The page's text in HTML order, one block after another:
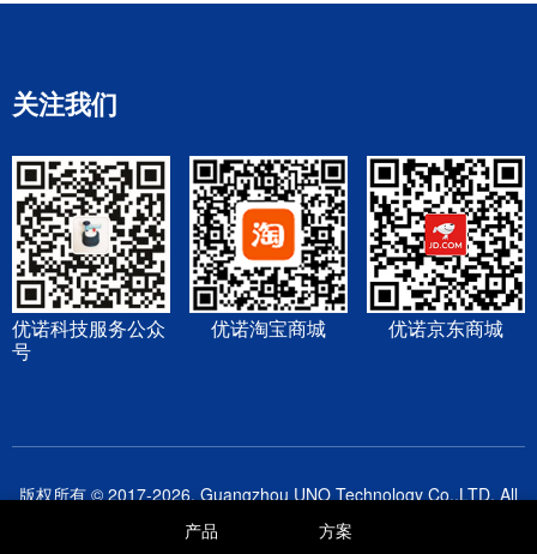
关注我们
优诺科技服务公众
号
优诺淘宝商城 优诺京东商城
版权所有 © 2017-2026. Guangzhou UNO Technology Co,.LTD. All
广州市优诺科技有限公司
| 隐私保护 使用条款|
产品 方案